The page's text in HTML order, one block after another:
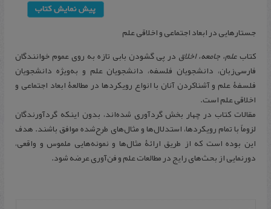
جستارهایی در ابعاد اجتماعی و اخلاقی علم
كتابعلم، جامعه، اخلاق در پی گشودن بابی تازه به روی عموم خوانندگان
فارسی‌زبان، دانشجویان فلسفه، دانشجویان علم و به‌ویژه دانشجویان
فلسفۀ علم و آشناكردن آنان با انواع رویكردها در مطالعۀ ابعاد اجتماعی و
اخلاقی علم است.
مقالات كتاب در چهار بخش گردآوری شده‌اند، بدون اینكه گردآورندگان
لزوماً با تمام رویكردها، استدلال‌ها و مثال‌های طرح‌شده موافق باشند. هدف
این بوده است كه از طریق ارائۀ مثال‌ها و نمونه‌هایی ملموس و واقعی،
دورنمایی از بحث‌های رایج در مطالعات علم و فن‌آوری عرضه شود.